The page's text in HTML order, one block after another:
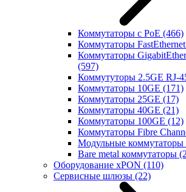
Коммутаторы с PoE (466)
Коммутаторы
Коммутаторы
(597)
Коммутуторы 2.5GE RJ-
Коммутаторы 10GE (171)
Коммутаторы 25GE (17)
Коммутаторы 40GE (21)
Коммутаторы 100GE (12)
Коммутаторы Fibre
Модульные коммутаторы
Bare metal коммутаторы
Оборудование xPON (110)
Сервисные шлюзы (22)